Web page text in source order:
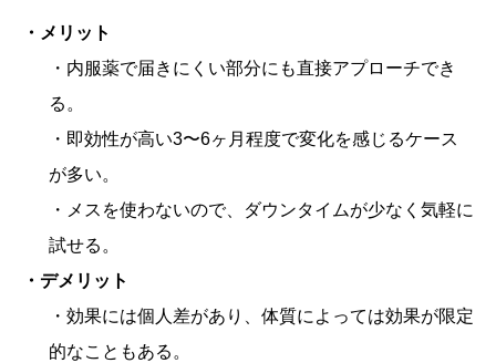
・メリット
・内服薬で届きにくい部分にも直接アプローチでき
る。
・即効性が高い3〜6ヶ月程度で変化を感じるケース
が多い。
・メスを使わないので、ダウンタイムが少なく気軽に
試せる。
・デメリット
・効果には個人差があり、体質によっては効果が限定
的なこともある。